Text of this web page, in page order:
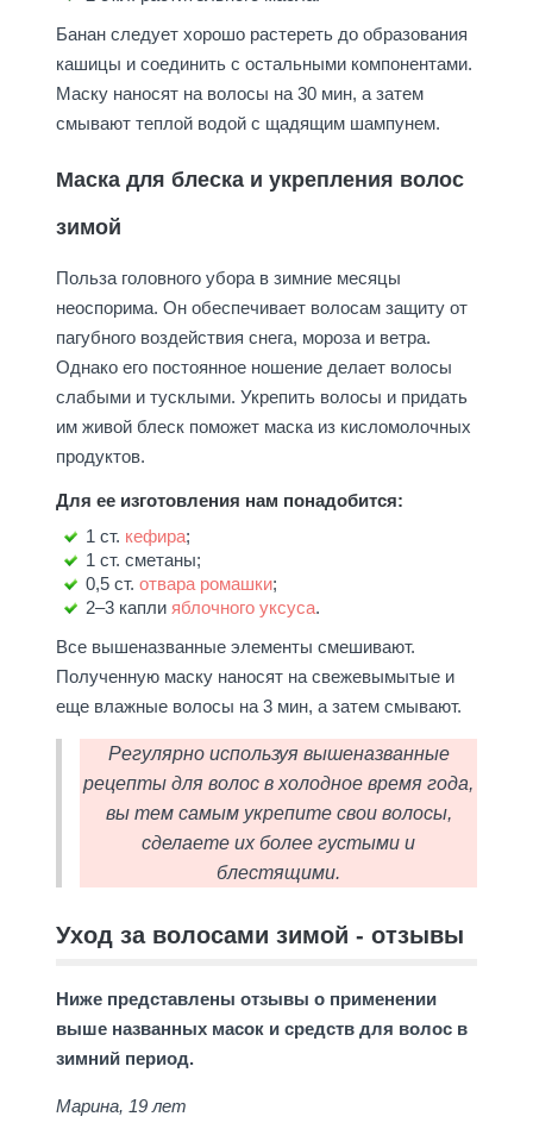
Банан следует хорошо растереть до образования
кашицы и соединить с остальными компонентами.
Маску наносят на волосы на 30 мин, а затем
смывают теплой водой с щадящим шампунем.
Маска для блеска и укрепления волос
зимой
Польза головного убора в зимние месяцы
неоспорима. Он обеспечивает волосам защиту от
пагубного воздействия снега, мороза и ветра.
Однако его постоянное ношение делает волосы
слабыми и тусклыми. Укрепить волосы и придать
им живой блеск поможет маска из кисломолочных
продуктов.
Для ее изготовления нам понадобится:
1 ст. кефира;
1 ст. сметаны;
0,5 ст. отвара ромашки;
2–3 капли яблочного уксуса.
Все вышеназванные элементы смешивают.
Полученную маску наносят на свежевымытые и
еще влажные волосы на 3 мин, а затем смывают.
Регулярно используя вышеназванные
рецепты для волос в холодное время года,
вы тем самым укрепите свои волосы,
сделаете их более густыми и
блестящими.
Уход за волосами зимой - отзывы
Ниже представлены отзывы о применении
выше названных масок и средств для волос в
зимний период.
Марина, 19 лет